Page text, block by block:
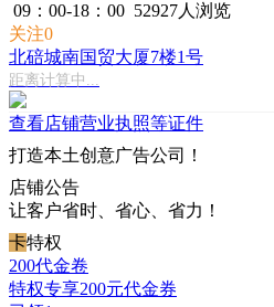
09：00-18：00 52927人浏览
关注0
北碚城南国贸大厦7楼1号
距离计算中...
查看店铺营业执照等证件
打造本土创意广告公司！
店铺公告
让客户省时、省心、省力！
卡特权
200代金卷
特权专享200元代金券